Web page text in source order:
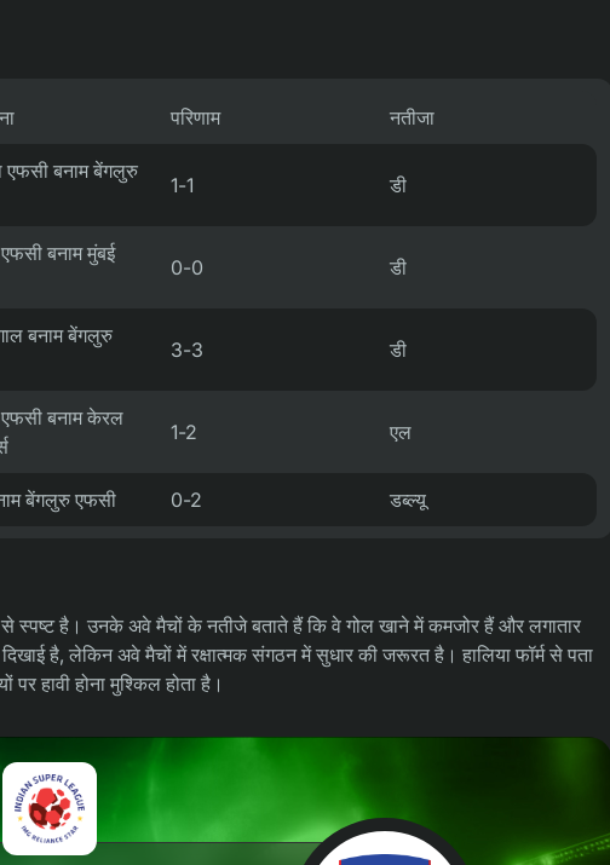
परिणाम नतीजा
एफसी बनाम बेंगलुरु
1-1 डी
बनाम मुंबई
0-0 डी
बनाम बेंगलुरु
3-3 डी
बनाम केरल
1-2 एल
बेंगलुरु एफसी 0-2 डब्ल्यू
स्पष्ट है। उनके अवे मैचों के नतीजे बताते हैं कि वे गोल खाने में कमजोर हैं और लगातार
है, लेकिन अवे मैचों में रक्षात्मक संगठन में सुधार की जरूरत है। हालिया फॉर्म से पता
हावी होना मुश्किल होता है।